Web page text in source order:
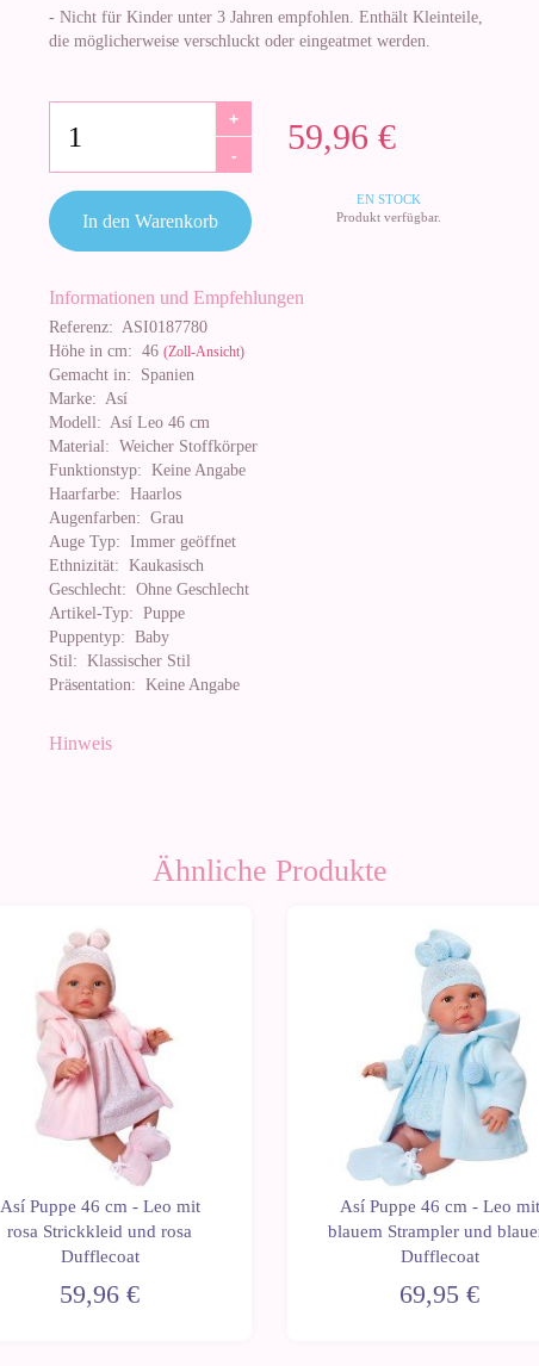
- Nicht für Kinder unter 3 Jahren empfohlen. Enthält Kleinteile,
die möglicherweise verschluckt oder eingeatmet werden.
59,96 €
+
-
EN STOCK
Produkt verfügbar.
In den Warenkorb
Informationen und Empfehlungen
Referenz: ASI0187780
Höhe in cm: 46 (Zoll-Ansicht)
Gemacht in: Spanien
Marke: Así
Modell: Así Leo 46 cm
Material: Weicher Stoffkörper
Funktionstyp: Keine Angabe
Haarfarbe: Haarlos
Augenfarben: Grau
Auge Typ: Immer geöffnet
Ethnizität: Kaukasisch
Geschlecht: Ohne Geschlecht
Artikel-Typ: Puppe
Puppentyp: Baby
Stil: Klassischer Stil
Präsentation: Keine Angabe
Hinweis
Ähnliche Produkte
Así Puppe 46 cm - Leo mit
rosa Strickkleid und rosa
Dufflecoat
59,96 €
Así Puppe 46 cm - Leo mit
blauem Strampler und
Dufflecoat
69,95 €